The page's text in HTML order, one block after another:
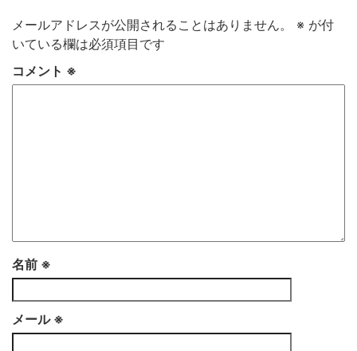
メールアドレスが公開されることはありません。 ※ が付
いている欄は必須項目です
コメント ※
名前 ※
メール ※